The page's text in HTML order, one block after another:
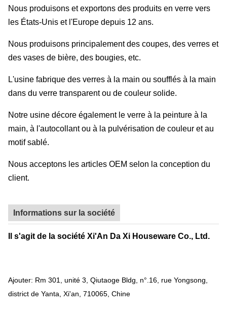
Nous produisons et exportons des produits en verre vers
les États-Unis et l'Europe depuis 12 ans.
Nous produisons principalement des coupes, des verres et
des vases de bière, des bougies, etc.
L'usine fabrique des verres à la main ou soufflés à la main
dans du verre transparent ou de couleur solide.
Notre usine décore également le verre à la peinture à la
main, à l'autocollant ou à la pulvérisation de couleur et au
motif sablé.
Nous acceptons les articles OEM selon la conception du
client.
Informations sur la société
Il s'agit de la société Xi'An Da Xi Houseware Co., Ltd.
Ajouter: Rm 301, unité 3, Qiutaoge Bldg, n°.16, rue Yongsong,
district de Yanta, Xi'an, 710065, Chine